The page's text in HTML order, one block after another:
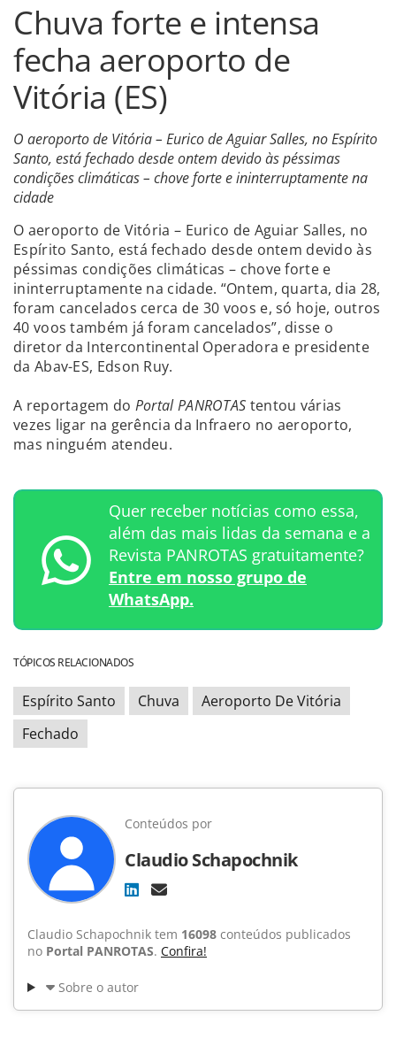
Chuva forte e intensa
fecha aeroporto de
Vitória (ES)
O aeroporto de Vitória – Eurico de Aguiar Salles, no Espírito
Santo, está fechado desde ontem devido às péssimas
condições climáticas – chove forte e ininterruptamente na
cidade
O aeroporto de Vitória – Eurico de Aguiar Salles, no
Espírito Santo, está fechado desde ontem devido às
péssimas condições climáticas – chove forte e
ininterruptamente na cidade. “Ontem, quarta, dia 28,
foram cancelados cerca de 30 voos e, só hoje, outros
40 voos também já foram cancelados”, disse o
diretor da Intercontinental Operadora e presidente
da Abav-ES, Edson Ruy.
A reportagem do Portal PANROTAS tentou várias
vezes ligar na gerência da Infraero no aeroporto,
mas ninguém atendeu.
Quer receber notícias como essa,
além das mais lidas da semana e a
Revista PANROTAS gratuitamente?
Entre em nosso grupo de
WhatsApp.
TÓPICOS RELACIONADOS
Espírito Santo Chuva
Aeroporto De Vitória
Fechado
Conteúdos por
Claudio Schapochnik
Claudio Schapochnik tem 16098 conteúdos publicados
no Portal PANROTAS. Confira!
Sobre o autor